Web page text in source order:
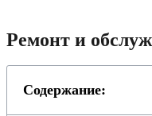
Ремонт и
Содержание: